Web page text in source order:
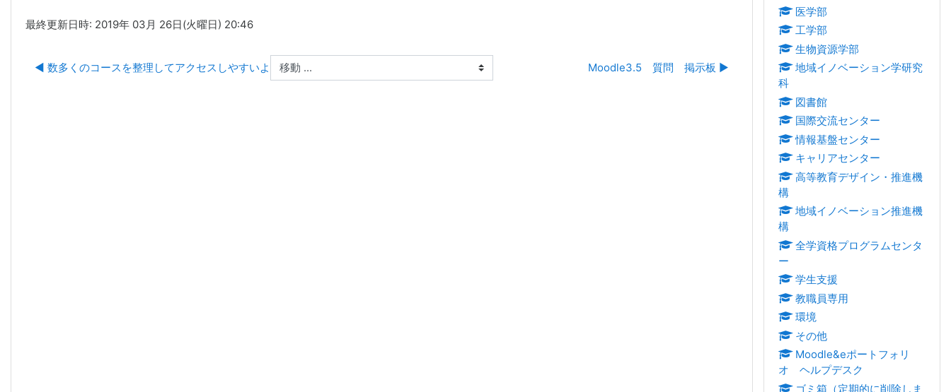
最終更新日時: 2019年 03月 26日(火曜日) 20:46
◀︎ 数多くのコースを整理してアクセスしやすいようにする方法
移動 ... Moodle3.5 質問 掲示板 ▶︎
医学部
工学部
生物資源学部
地域イノベーション学研究
科
図書館
国際交流センター
情報基盤センター
キャリアセンター
高等教育デザイン・推進機
構
地域イノベーション推進機
構
全学資格プログラムセンタ
ー
学生支援
教職員専用
環境
その他
Moodle&eポートフォリ
オ ヘルプデスク
ゴミ箱（定期的に削除しま